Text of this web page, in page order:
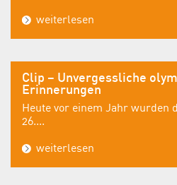
weiterlesen
Clip – Unvergessliche
Erinnerungen
Heute vor einem Jahr wurden
26....
weiterlesen